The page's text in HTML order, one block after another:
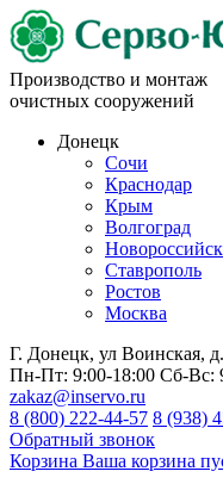
Производство и монтаж
очистных сооружений
Донецк
Сочи
Краснодар
Крым
Волгоград
Новороссийск
Ставрополь
Ростов
Москва
Г. Донецк, ул Воинская,
Пн-Пт: 9:00-18:00 Сб-Вс:
zakaz@inservo.ru
8 (800) 222-44-57 8 (938)
Обратный звонок
Корзина Ваша корзина